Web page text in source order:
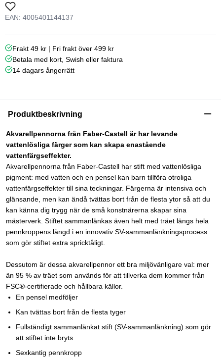
EAN: 4005401144137
Frakt 49 kr | Fri frakt över 499 kr
Betala med kort, Swish eller faktura
14 dagars ångerrätt
Produktbeskrivning
Akvarellpennorna från Faber-Castell är har levande
vattenlösliga färger som kan skapa enastående
vattenfärgseffekter.
Akvarellpennorna från Faber-Castell har stift med vattenlösliga
pigment: med vatten och en pensel kan barn tillföra otroliga
vattenfärgseffekter till sina teckningar. Färgerna är intensiva och
glänsande, men kan ändå tvättas bort från de flesta ytor så att du
kan känna dig trygg när de små konstnärerna skapar sina
mästerverk. Stiftet sammanlänkas även helt med träet längs hela
pennkroppens längd i en innovativ SV-sammanlänkningsprocess
som gör stiftet extra spricktåligt.
Dessutom är dessa akvarellpennor ett bra miljövänligare val: mer
än 95 % av träet som används för att tillverka dem kommer från
FSC®-certifierade och hållbara källor.
En pensel medföljer
Kan tvättas bort från de flesta tyger
Fullständigt sammanlänkat stift (SV-sammanlänkning) som gör
att stiftet inte bryts
Sexkantig pennkropp